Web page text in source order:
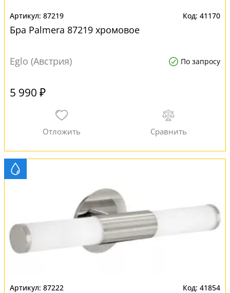
87219 41170
Бра Palmera 87219 хромовое
Eglo (Австрия) По запросу
5 990 ₽
87222 41854